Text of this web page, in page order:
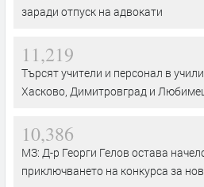
заради отпуск на адвокати
11,219
Търсят учители и персонал в
Хасково, Димитровград и
10,386
МЗ: Д-р Георги Гелов остава
приключването на конкурса за